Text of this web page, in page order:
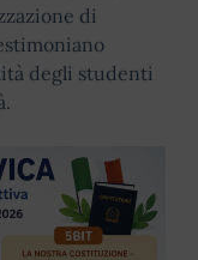
di
degli studenti